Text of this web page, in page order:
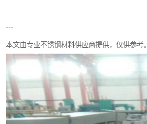
---
本文由专业不锈钢材料供应商提供，仅供参考。